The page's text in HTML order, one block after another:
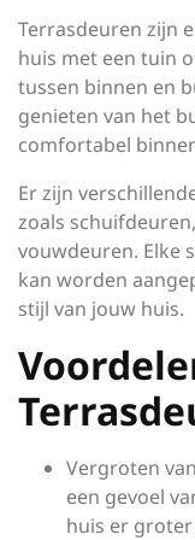
Terrasdeuren zijn
huis met een tuin
tussen binnen en
genieten van het
comfortabel
Er zijn
zoals
vouwdeuren. Elke
kan worden
stijl van jouw huis.
Vergroten
een gevoel
huis er